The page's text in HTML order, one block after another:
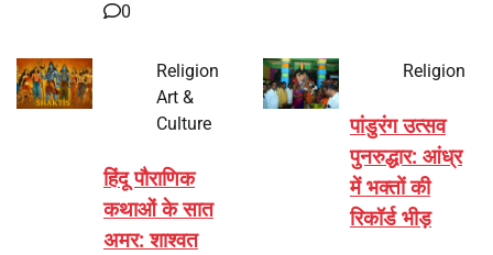
0
Religion
Art &
Culture
हिंदू पौराणिक
कथाओं के सात
अमर: शाश्वत
Religion
पांडुरंग उत्सव
पुनरुद्धार: आंध्र
में भक्तों की
रिकॉर्ड भीड़